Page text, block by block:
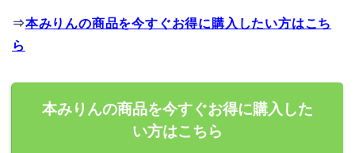
⇒本みりんの商品を今すぐお得に購入したい方はこち
ら
本みりんの商品を今すぐお得に購入した
い方はこちら